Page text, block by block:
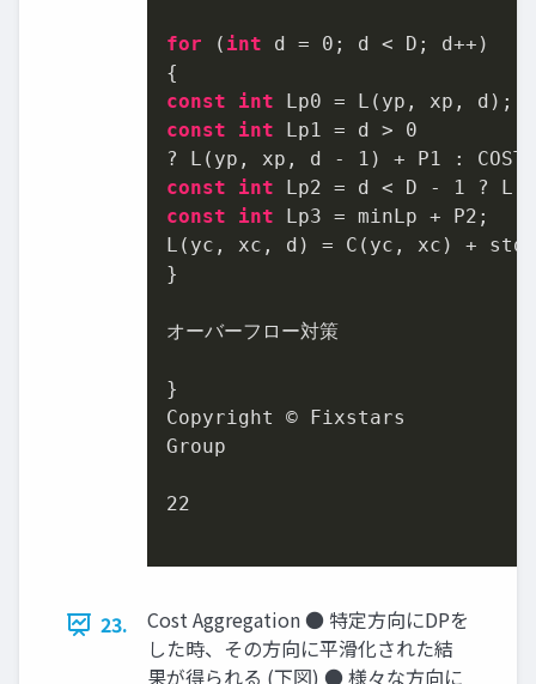
for ( int d = 0 ; d < D; d++)
const
int
const
int Lp1 = d > 0
? L(yp, xp, d -
1
const
int Lp2 = d < D - 1 ?
const
int Lp3 = minLp + P2;
L(yc, xc, d) = C(yc, xc) +
}
オーバーフロー対策
}
Copyright © Fixstars
Group
22
23.
Cost Aggregation ● 特定方向にDPを
した時、その方向に平滑化された結
果が得られる (下図) ● 様々な方向に